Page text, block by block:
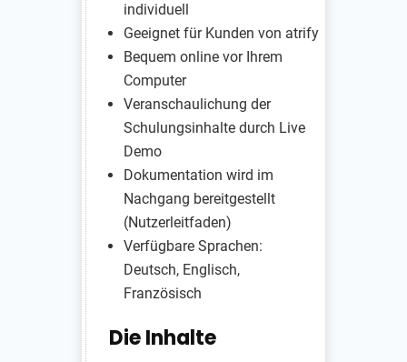
individuell
Geeignet für Kunden von atrify
Bequem online vor Ihrem
Computer
Veranschaulichung der
Schulungsinhalte durch Live
Demo
Dokumentation wird im
Nachgang bereitgestellt
(Nutzerleitfaden)
Verfügbare Sprachen:
Deutsch, Englisch,
Französisch
Die Inhalte